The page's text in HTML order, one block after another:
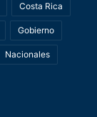
Costa Rica
Gobierno
Nacionales